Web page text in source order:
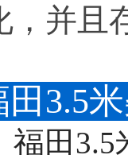
，并且
田3.5